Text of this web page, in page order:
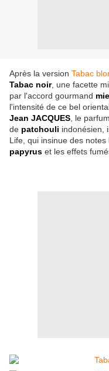
Après la version Tabac
Tabac noir, une facette
par l'accord gourmand
l'intensité de ce bel
Jean JACQUES , le
de patchouli indonésien,
Life, qui insinue des
papyrus et les effets